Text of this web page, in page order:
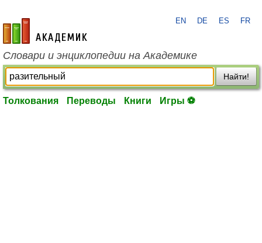
academic.ru
EN DE ES FR
Словари и энциклопедии на Академике
Найти!
Толкования Переводы Книги Игры ⚽